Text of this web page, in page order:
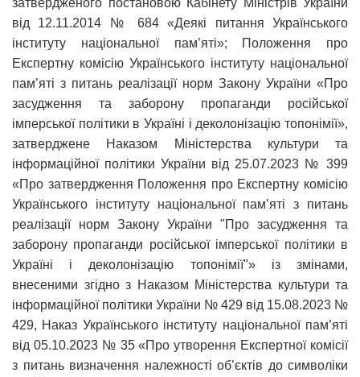
від 12.11.2014 № 684 «Деякі питання Українського
інституту національної пам’яті»; Положення про
Експертну комісію Українського інституту національної
пам’яті з питань реалізації норм Закону України «Про
засудження та заборону пропаганди російської
імперської політики в Україні і деколонізацію топонімії»,
затверджене Наказом Міністерства культури та
інформаційної політики України від 25.07.2023 № 399
«Про затвердження Положення про Експертну комісію
Українського інституту національної пам’яті з питань
реалізації норм Закону України "Про засудження та
заборону пропаганди російської імперської політики в
Україні і деколонізацію топонімії"» із змінами,
внесеними згідно з Наказом Міністерства культури та
інформаційної політики України № 429 від 15.08.2023 №
429, Наказ Українського інституту національної пам’яті
від 05.10.2023 № 35 «Про утворення Експертної комісії
з питань визначення належності об’єктів до символіки